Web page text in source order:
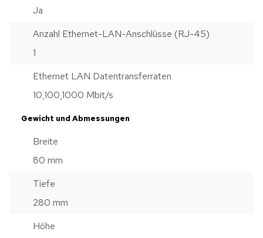
Ja
Anzahl Ethernet-LAN-Anschlüsse (RJ-45)
1
Ethernet LAN Datentransferraten
10,100,1000 Mbit/s
Gewicht und Abmessungen
Breite
80 mm
Tiefe
280 mm
Höhe